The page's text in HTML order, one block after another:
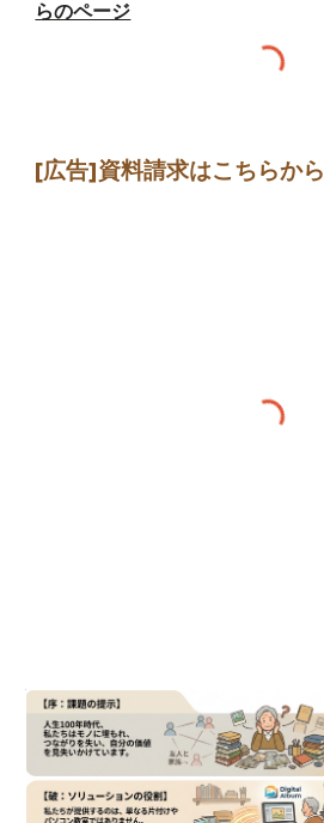
らのページ
[広告]資料請求はこちらから